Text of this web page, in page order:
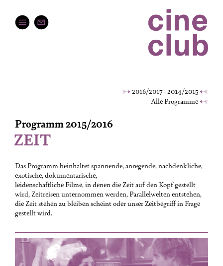
Programm 2015/2016
ZEIT
2016/2017 2014/2015
Alle Programme
Das Programm beinhaltet spannende, anregende, nachdenkliche,
exotische, dokumentarische,
leidenschaftliche Filme, in denen die Zeit auf den Kopf gestellt
wird, Zeitreisen unternommen werden, Parallelwelten entstehen,
die Zeit stehen zu bleiben scheint oder unser Zeitbegriff in Frage
gestellt wird.